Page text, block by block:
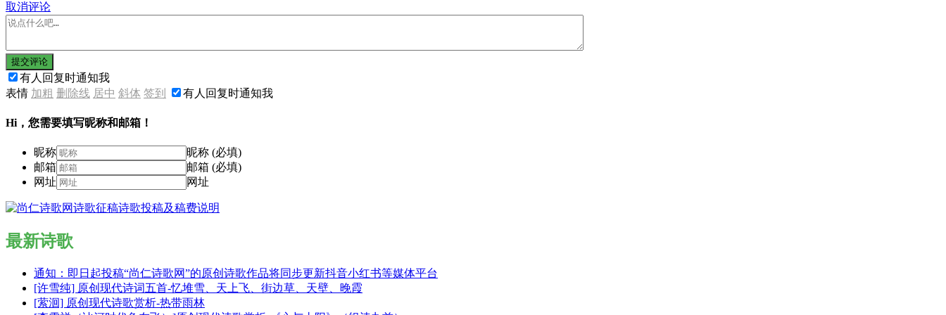
取消评论
提交评论
有人回复时通知我
表情 加粗 删除线 居中 斜体 签到 有人回复时通知我
Hi，您需要填写昵称和邮箱！
昵称
昵称 (必填)
邮箱
邮箱 (必填)
网址
网址
最新诗歌
通知：即日起投稿“尚仁诗歌网”的原创诗歌作品将同步更新抖音小红书等媒体平台
[许雪纯] 原创现代诗词五首-忆堆雪、天上飞、街边草、天壁、晚霞
[萦洄] 原创现代诗歌赏析-热带雨林